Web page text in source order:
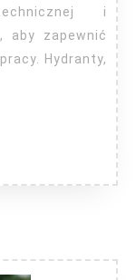
i
aby zapewnić
Hydranty,